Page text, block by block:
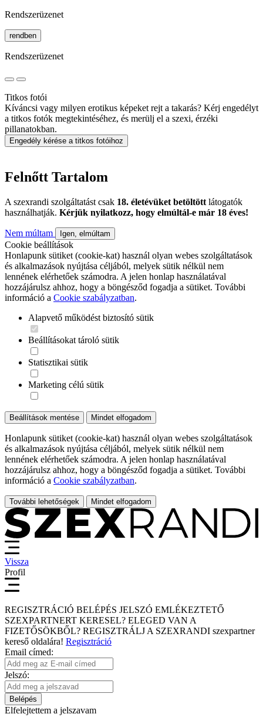
Rendszerüzenet
rendben
Rendszerüzenet
Titkos fotói
Kíváncsi vagy milyen erotikus képeket rejt a takarás? Kérj engedélyt
a titkos fotók megtekintéséhez, és merülj el a szexi, érzéki
pillanatokban.
Engedély kérése a titkos fotóihoz
Felnőtt Tartalom
A szexrandi szolgáltatást csak 18. életévüket betöltött látogatók
használhatják. Kérjük nyilatkozz, hogy elmúltál-e már 18 éves!
Nem múltam Igen, elmúltam
Cookie beállítások
Honlapunk sütiket (cookie-kat) használ olyan webes szolgáltatások
és alkalmazások nyújtása céljából, melyek sütik nélkül nem
lennének elérhetőek számodra. A jelen honlap használatával
hozzájárulsz ahhoz, hogy a böngésződ fogadja a sütiket. További
információ a Cookie szabályzatban.
Alapvető működést biztosító sütik
Beállításokat tároló sütik
Statisztikai sütik
Marketing célú sütik
Beállítások mentése Mindet elfogadom
Honlapunk sütiket (cookie-kat) használ olyan webes szolgáltatások
és alkalmazások nyújtása céljából, melyek sütik nélkül nem
lennének elérhetőek számodra. A jelen honlap használatával
hozzájárulsz ahhoz, hogy a böngésződ fogadja a sütiket. További
információ a Cookie szabályzatban.
További lehetőségek Mindet elfogadom
Vissza
Profil
REGISZTRÁCIÓ BELÉPÉS JELSZÓ EMLÉKEZTETŐ
SZEXPARTNERT KERESEL? ELEGED VAN A
FIZETŐSÖKBŐL? REGISZTRÁLJ A SZEXRANDI szexpartner
kereső oldalára! Regisztráció
Email címed:
Jelszó:
Belépés
Elfelejtettem a jelszavam